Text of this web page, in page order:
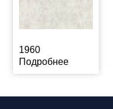
1960
Подробнее